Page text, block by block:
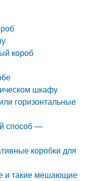
короб
шкафу
горизонтальные
способ —
коробки для
и такие мешающие